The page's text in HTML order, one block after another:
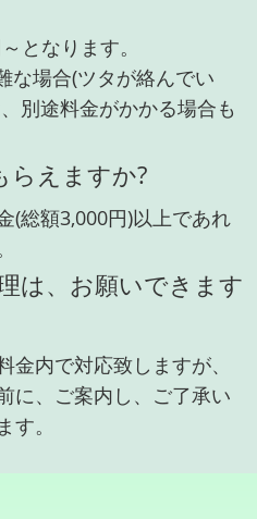
となります。
な場合(ツタが絡んでい
別途料金がかかる場合も
らえますか?
(総額3,000円)以上であれ
は、お願いできます
金内で対応致しますが、
に、ご案内し、ご了承い
。